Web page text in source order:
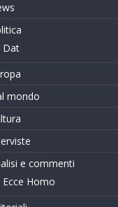
Dat
mondo
e commenti
Ecce Homo